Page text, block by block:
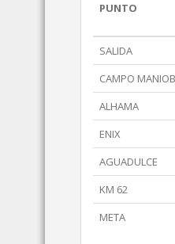
PUNTO
SALIDA
CAMPO
ALHAMA
ENIX
AGUADULCE
KM 62
META